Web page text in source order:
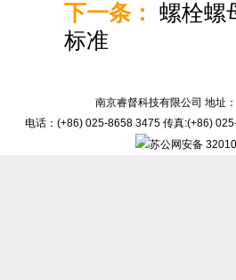
下一条：
螺栓螺
标准
南京睿督科技有限公司 地址
电话：(+86) 025-8658 3475 传真:(+86)
苏公网安备